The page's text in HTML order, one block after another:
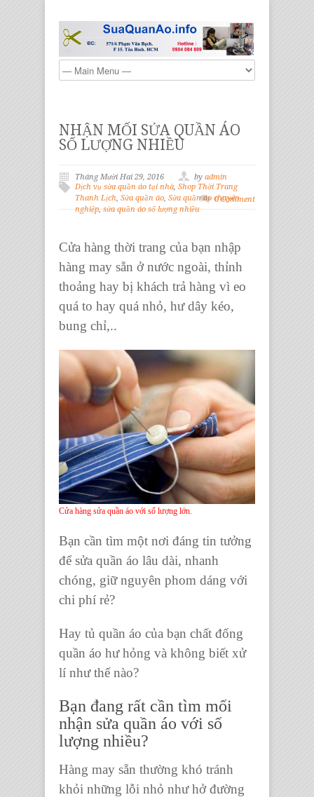
NHẬN MỐI SỬA QUẦN ÁO
SỐ LƯỢNG NHIỀU
Tháng Mười Hai 29, 2016 by admin
Dịch vụ sửa quần áo tại nhà, Shop Thời Trang
Thanh Lịch, Sửa quần áo, Sửa quần áo chuyên
nghiệp, sửa quần áo số lượng nhiều
0 Comment
Cửa hàng thời trang của bạn nhập
hàng may sẵn ở nước ngoài, thỉnh
thoảng hay bị khách trả hàng vì eo
quá to hay quá nhỏ, hư dây kéo,
bung chỉ,..
Cửa hàng sửa quần áo với số lượng lớn.
Bạn cần tìm một nơi đáng tin tưởng
đểsửa quần áo lâu dài, nhanh
chóng, giữ nguyên phom dáng với
chi phí rẻ?
Hay tủ quần áo của bạn chất đống
quần áo hư hỏng và không biết xử
lí như thế nào?
Bạn đang rất cần tìm mối
nhận sửa quần áo với số
lượng nhiều?
Hàng may sẵn thường khó tránh
khỏi những lỗi nhỏ như hở đường